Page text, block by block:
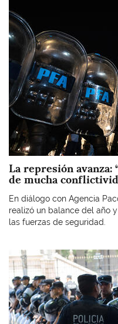
La represión avanza:
de mucha
En diálogo con Agencia
realizó un balance del año
las fuerzas de seguridad.
Imagen